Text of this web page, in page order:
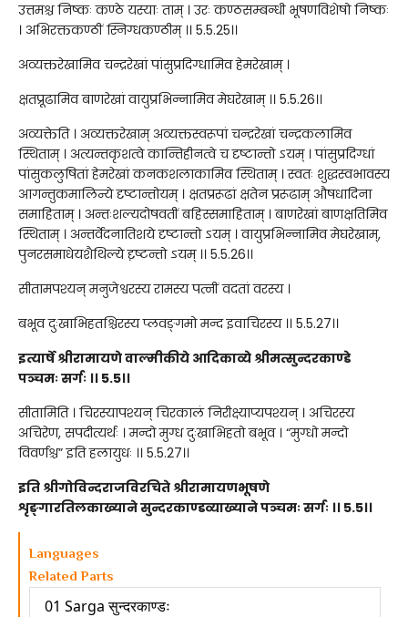
उत्तमश्च निष्कः कण्ठे यस्याः ताम् । उरः कण्ठसम्बन्धी भूषणविशेषो निष्कः
। अभिरक्तकण्ठीं स्निग्धकण्ठीम् ।। 5.5.25।।
अव्यक्तरेखामिव चन्द्ररेखां पांसुप्रदिग्धामिव हेमरेखाम् ।
क्षतप्रूढामिव बाणरेखां वायुप्रभिन्नामिव मेघरेखाम् ।। 5.5.26।।
अव्यक्तेति । अव्यक्तरेखाम् अव्यक्तस्वरूपां चन्द्ररेखां चन्द्रकलामिव
स्थिताम् । अत्यन्तकृशत्वे कान्तिहीनत्वे च दृष्टान्तो ऽयम् । पांसुप्रदिग्धां
पांसुकलुषितां हेमरेखां कनकशलाकामिव स्थिताम् । स्वतः शुद्धस्वभावस्य
आगन्तुकमालिन्ये दृष्टान्तोयम् । क्षतप्ररूढां क्षतेन प्ररूढाम् औषधादिना
समाहिताम् । अन्तःशल्यदोषवतीं बहिस्समाहिताम् । बाणरेखां बाणक्षतिमिव
स्थिताम् । अन्तर्वेदनातिशये दृष्टान्तो ऽयम् । वायुप्रभिन्नामिव मेघरेखाम्,
पुनरसमाधेयशैथिल्ये दृ़ष्टन्तो ऽयम् ।। 5.5.26।।
सीतामपश्यन् मनुजेश्वरस्य रामस्य पत्नीं वदतां वरस्य ।
बभूव दुःखाभिहतश्चिरस्य प्लवङ्गमो मन्द इवाचिरस्य ।। 5.5.27।।
इत्यार्षे श्रीरामायणे वाल्मीकीये आदिकाव्ये श्रीमत्सुन्दरकाण्डे
पञ्चमः सर्गः ।। 5.5।।
सीतामिति । चिरस्यापश्यन् चिरकालं निरीक्ष्याप्यपश्यन् । अचिरस्य
अचिरेण, सपदीत्यर्थः । मन्दो मुग्ध दुःखाभिहतो बभूव । “मुग्धो मन्दो
विवर्णश्च” इति हलायुधः ।। 5.5.27।।
इति श्रीगोविन्दराजविरचिते श्रीरामायणभूषणे
शृङ्गारतिलकाख्याने सुन्दरकाण्डव्याख्याने पञ्चमः सर्गः ।। 5.5।।
Languages
Related Parts
01 Sarga सुन्दरकाण्डः